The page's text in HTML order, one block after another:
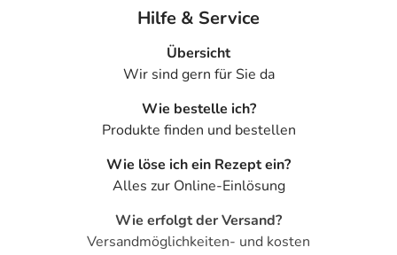
Hilfe & Service
Übersicht
Wir sind gern für Sie da
Wie bestelle ich?
Produkte finden und bestellen
Wie löse ich ein Rezept ein?
Alles zur Online-Einlösung
Wie erfolgt der Versand?
Versandmöglichkeiten- und kosten